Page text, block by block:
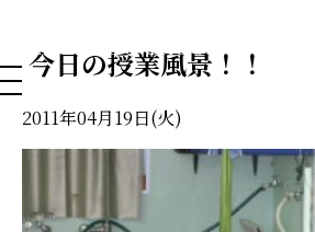
NAHA DOG GROOMING
今日の授業風景！！
2011年04月19日(火)